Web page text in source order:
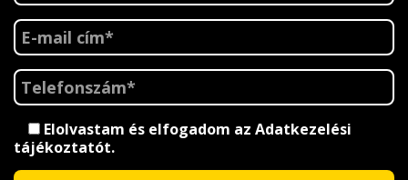
Elolvastam és elfogadom az Adatkezelési
tájékoztatót.